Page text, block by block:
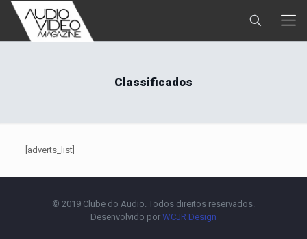
Classificados
[adverts_list]
© 2019 Clube do Audio. Todos direitos reservados.
Desenvolvido por WCJR Design